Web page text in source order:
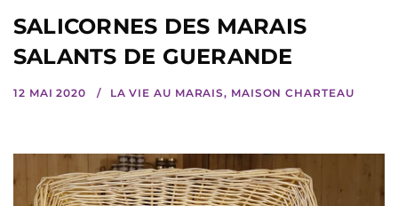
SALICORNES DES MARAIS
SALANTS DE GUERANDE
12 MAI 2020 LA VIE AU MARAIS, MAISON CHARTEAU